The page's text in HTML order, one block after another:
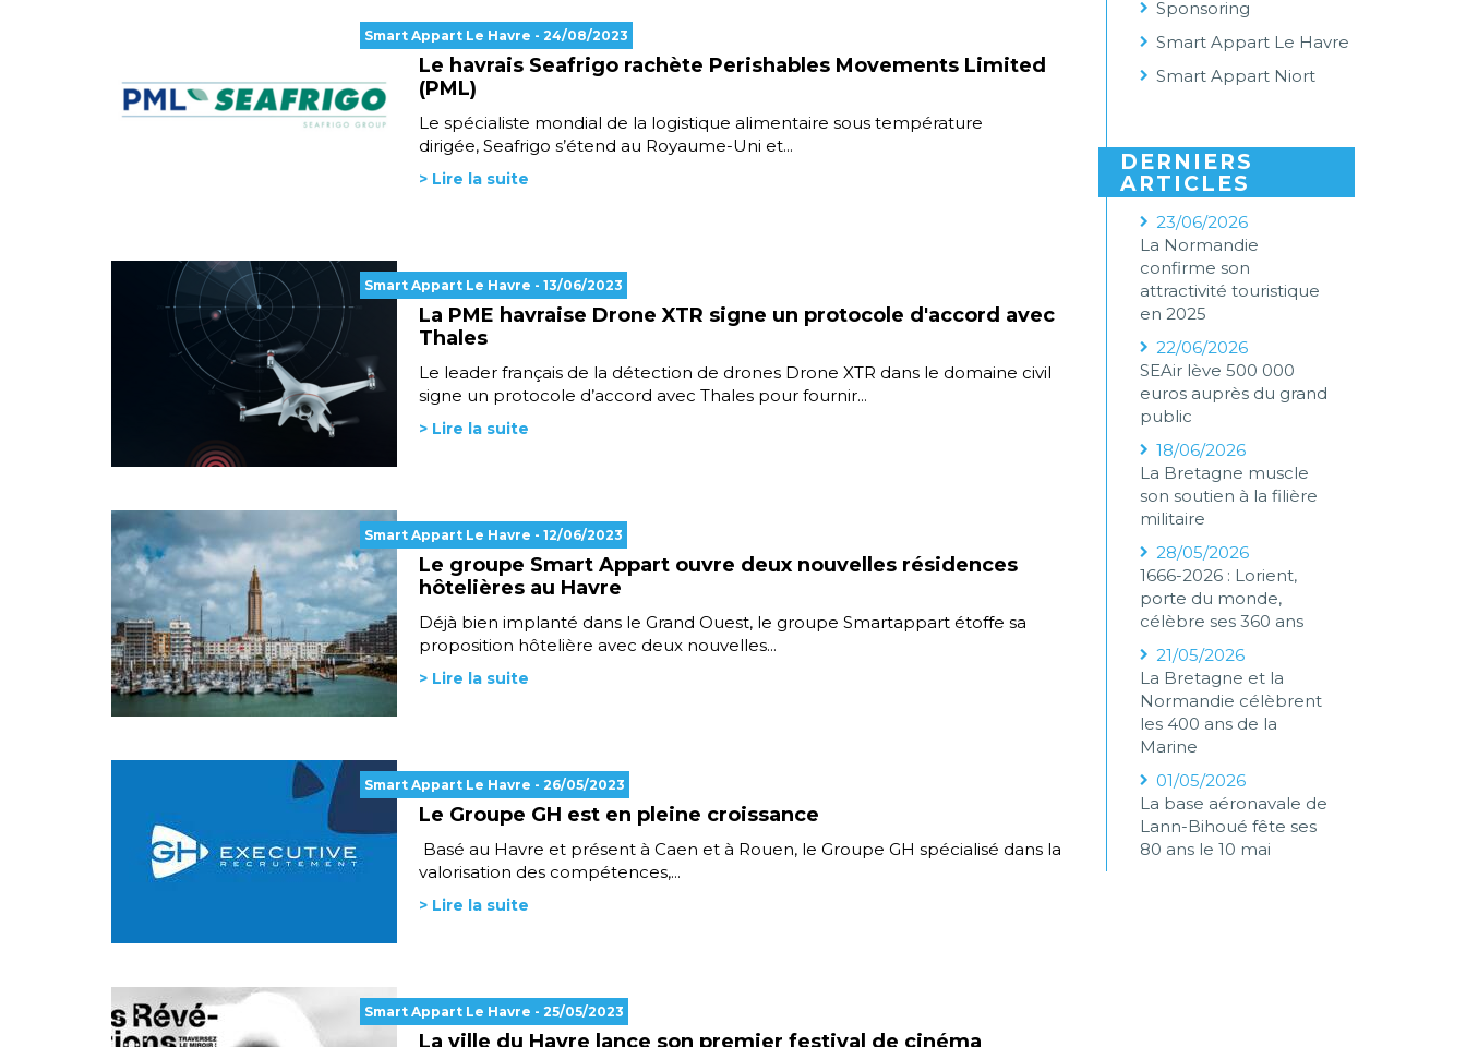
Smart Appart Le Havre - 24/08/2023
Le havrais Seafrigo rachète Perishables Movements Limited
(PML)
Le spécialiste mondial de la logistique alimentaire sous température
dirigée, Seafrigo s’étend au Royaume-Uni et...
> Lire la suite
Smart Appart Le Havre - 13/06/2023
La PME havraise Drone XTR signe un protocole d'accord avec
Thales
Le leader français de la détection de drones Drone XTR dans le domaine civil
signe un protocole d’accord avec Thales pour fournir...
> Lire la suite
Smart Appart Le Havre - 12/06/2023
Le groupe Smart Appart ouvre deux nouvelles résidences
hôtelières au Havre
Déjà bien implanté dans le Grand Ouest, le groupe Smartappart étoffe sa
proposition hôtelière avec deux nouvelles...
> Lire la suite
Smart Appart Le Havre - 26/05/2023
Le Groupe GH est en pleine croissance
Basé au Havre et présent à Caen et à Rouen, le Groupe GH spécialisé dans la
valorisation des compétences,...
> Lire la suite
Smart Appart Le Havre - 25/05/2023
La ville du Havre lance son premier festival de cinéma
Sponsoring
Smart Appart Le Havre
Smart Appart Niort
DERNIERS
ARTICLES
23/06/2026
La Normandie
confirme son
attractivité touristique
en 2025
22/06/2026
SEAir lève 500 000
euros auprès du grand
public
18/06/2026
La Bretagne muscle
son soutien à la filière
militaire
28/05/2026
1666-2026 : Lorient,
porte du monde,
célèbre ses 360 ans
21/05/2026
La Bretagne et la
Normandie célèbrent
les 400 ans de la
Marine
01/05/2026
La base aéronavale de
Lann-Bihoué fête ses
80 ans le 10 mai